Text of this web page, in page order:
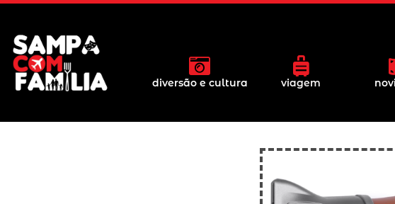
diversão e cultura viagem